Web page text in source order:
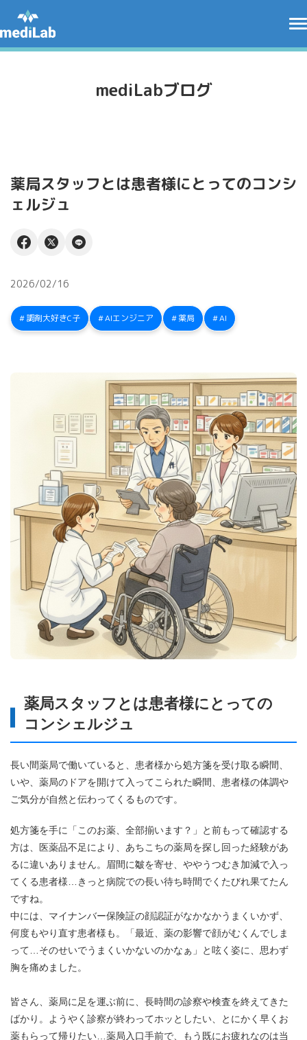
mediLabブログ
薬局スタッフとは患者様にとってのコンシ
ェルジュ
2026/02/16
調剤大好きC子 AIエンジニア 薬局 AI
薬局スタッフとは患者様にとっての
コンシェルジュ
長い間薬局で働いていると、患者様から処方箋を受け取る瞬間、
いや、薬局のドアを開けて入ってこられた瞬間、患者様の体調や
ご気分が自然と伝わってくるものです。
処方箋を手に「このお薬、全部揃います？」と前もって確認する
方は、医薬品不足により、あちこちの薬局を探し回った経験があ
るに違いありません。眉間に皺を寄せ、ややうつむき加減で入っ
てくる患者様…きっと病院での長い待ち時間でくたびれ果てたん
ですね。
中には、マイナンバー保険証の顔認証がなかなかうまくいかず、
何度もやり直す患者様も。「最近、薬の影響で顔がむくんでしま
って…そのせいでうまくいかないのかなぁ」と呟く姿に、思わず
胸を痛めました。
皆さん、薬局に足を運ぶ前に、長時間の診察や検査を終えてきた
ばかり。ようやく診察が終わってホッとしたい、とにかく早くお
薬もらって帰りたい…薬局入口手前で、もう既にお疲れなのは当